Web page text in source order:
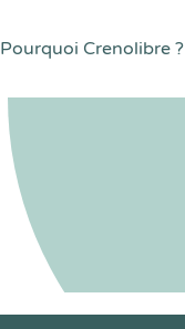
Pourquoi Crenolibre ?